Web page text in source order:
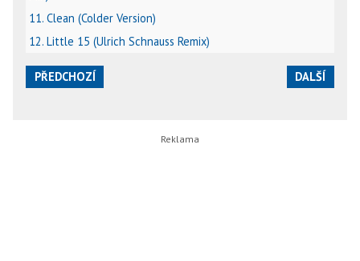
11. Clean (Colder Version)
12. Little 15 (Ulrich Schnauss Remix)
PŘEDCHOZÍ DALŠÍ